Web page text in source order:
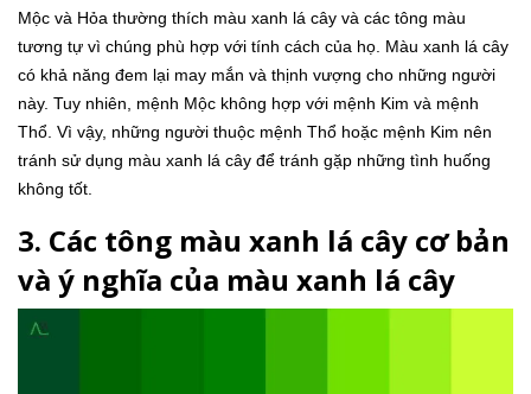
Mộc và Hỏa thường thích màu xanh lá cây và các tông màu
tương tự vì chúng phù hợp với tính cách của họ. Màu xanh lá cây
có khả năng đem lại may mắn và thịnh vượng cho những người
này. Tuy nhiên, mệnh Mộc không hợp với mệnh Kim và mệnh
Thổ. Vì vậy, những người thuộc mệnh Thổ hoặc mệnh Kim nên
tránh sử dụng màu xanh lá cây để tránh gặp những tình huống
không tốt.
3. Các tông màu xanh lá cây cơ bản
và ý nghĩa của màu xanh lá cây